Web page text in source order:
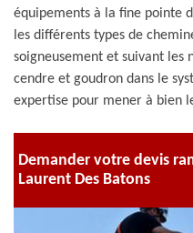
équipements à la fine pointe
les différents types de
soigneusement et suivant les
cendre et goudron dans le
expertise pour mener à bien
Demander votre devis
Laurent Des Batons